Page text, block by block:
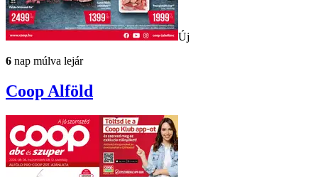
Új
6 nap múlva lejár
Coop Alföld